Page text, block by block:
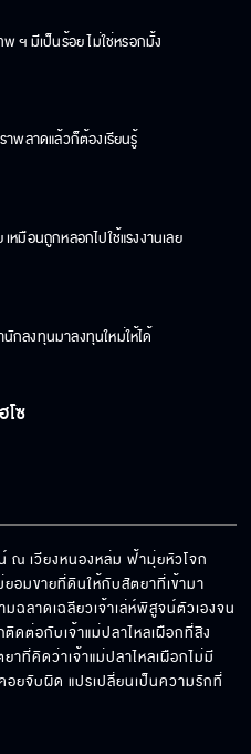
พ ฯ มีเป็นร้อย ไม่ใช่หรอกมั้ง
าพลาดแล้วก็ต้องเรียนรู้
หมือนถูกหลอกไปใช้แรงงานเลย
กลงทุนมาลงทุนใหม่ให้ได้
กไปจากบ้านผมเดี๋ยวนี้
น ก็ยังดีกว่าไม่มีนะ
โซ
ณ เวียงหนองหล่ม ฟ้ามุ่ยหัวโจก
อมขายที่ดินให้กับสัตยาที่เข้ามา
ฉลาดเฉลียวเจ้าเล่ห์พิสูจน์ตัวเองจน
ดต่อกับเจ้าแม่ปลาไหลเผือกที่สิง
ที่คิดว่าเจ้าแม่ปลาไหลเผือกไม่มี
ยจับผิด แปรเปลี่ยนเป็นความรักที่